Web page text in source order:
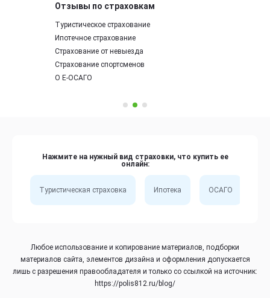
Отзывы по страховкам
Туристическое страхование
Ипотечное страхование
Страхование от невыезда
Страхование спортсменов
О Е-ОСАГО
Нажмите на нужный вид страховки, что купить ее
онлайн:
Туристическая страховка Ипотека ОСАГО
Любое использование и копирование материалов, подборки
материалов сайта, элементов дизайна и оформления допускается
лишь с разрешения правообладателя и только со ссылкой на источник:
https://polis812.ru/blog/